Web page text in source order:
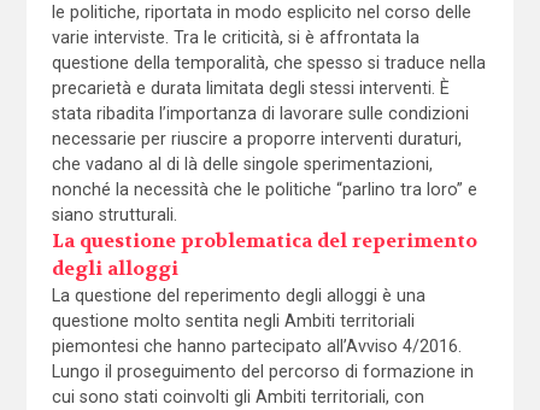
le politiche, riportata in modo esplicito nel corso delle
varie interviste. Tra le criticità, si è affrontata la
questione della temporalità, che spesso si traduce nella
precarietà e durata limitata degli stessi interventi. È
stata ribadita l’importanza di lavorare sulle condizioni
necessarie per riuscire a proporre interventi duraturi,
che vadano al di là delle singole sperimentazioni,
nonché la necessità che le politiche “parlino tra loro” e
siano strutturali.
La questione problematica del reperimento
degli alloggi
La questione del reperimento degli alloggi è una
questione molto sentita negli Ambiti territoriali
piemontesi che hanno partecipato all’Avviso 4/2016.
Lungo il proseguimento del percorso di formazione in
cui sono stati coinvolti gli Ambiti territoriali, con